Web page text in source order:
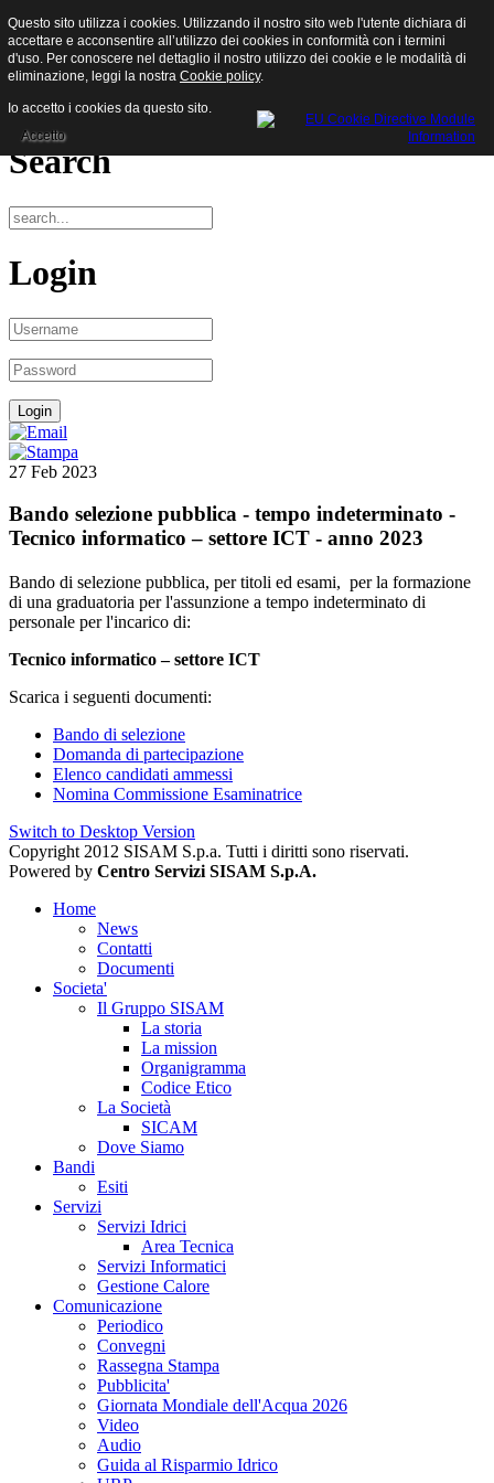
Sisam S.p.a.
Menu
Search
Login
27 Feb 2023
Bando selezione pubblica - tempo indeterminato -
Tecnico informatico – settore ICT - anno 2023
Bando di selezione pubblica, per titoli ed esami, per la formazione
di una graduatoria per l'assunzione a tempo indeterminato di
personale per l'incarico di:
Tecnico informatico – settore ICT
Scarica i seguenti documenti:
Bando di selezione
Domanda di partecipazione
Elenco candidati ammessi
Nomina Commissione Esaminatrice
Switch to Desktop Version
Copyright 2012 SISAM S.p.a. Tutti i diritti sono riservati.
Powered by Centro Servizi SISAM S.p.A.
Home
News
Contatti
Documenti
Societa'
Il Gruppo SISAM
La storia
La mission
Organigramma
Codice Etico
La Società
SICAM
Dove Siamo
Bandi
Esiti
Servizi
Servizi Idrici
Area Tecnica
Servizi Informatici
Gestione Calore
Comunicazione
Periodico
Convegni
Rassegna Stampa
Pubblicita'
Giornata Mondiale dell'Acqua 2026
Video
Audio
Guida al Risparmio Idrico
Questo sito utilizza i cookies. Utilizzando il nostro sito web l'utente dichiara di
accettare e acconsentire all’utilizzo dei cookies in conformità con i termini
d'uso. Per conoscere nel dettaglio il nostro utilizzo dei cookie e le modalità di
eliminazione, leggi la nostra Cookie policy.
Io accetto i cookies da questo sito.
Accetto